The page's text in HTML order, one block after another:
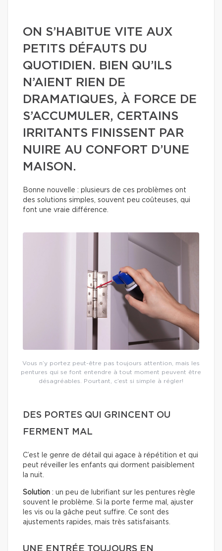
ON S’HABITUE VITE AUX
PETITS DÉFAUTS DU
QUOTIDIEN. BIEN QU’ILS
N’AIENT RIEN DE
DRAMATIQUES, À FORCE DE
S’ACCUMULER, CERTAINS
IRRITANTS FINISSENT PAR
NUIRE AU CONFORT D’UNE
MAISON.
Bonne nouvelle : plusieurs de ces problèmes ont
des solutions simples, souvent peu coûteuses, qui
font une vraie différence.
Vous n’y portez peut-être pas toujours attention, mais les
pentures qui se font entendre à tout moment peuvent être
désagréables. Pourtant, c’est si simple à régler!
DES PORTES QUI GRINCENT OU
FERMENT MAL
C’est le genre de détail qui agace à répétition et qui
peut réveiller les enfants qui dorment paisiblement
la nuit.
Solution : un peu de lubrifiant sur les pentures règle
souvent le problème. Si la porte ferme mal, ajuster
les vis ou la gâche peut suffire. Ce sont des
ajustements rapides, mais très satisfaisants.